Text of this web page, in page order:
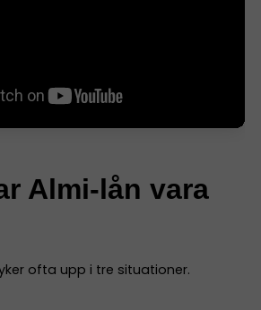
Almi-lån vara
ofta upp i tre situationer.